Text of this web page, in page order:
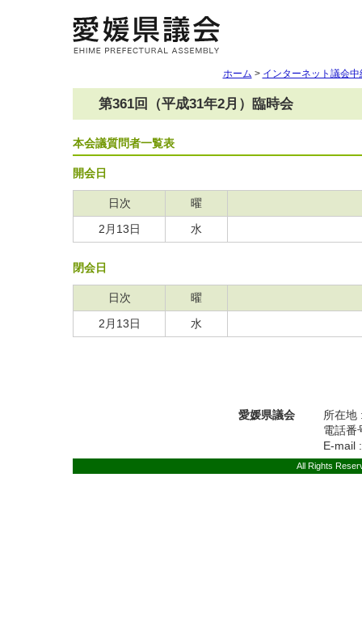
ホーム > インターネット議会中
第361回（平成31年2月）臨時会
本会議質問者一覧表
開会日
日次
曜
2月13日
水
閉会日
日次
曜
2月13日
水
愛媛県議会
所在地
電話
E-mail
All Rights